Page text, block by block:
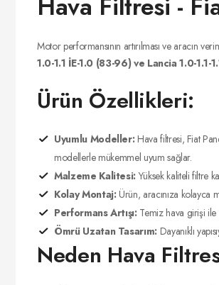
Motor performansının artırılması ve aracın
1.0-1.1 İE-1.0 (83-96) ve Lancia 1.0-1.1-
Ürün Özellikleri:
Uyumlu Modeller: Hava filtresi, Fiat
modellerle mükemmel uyum sağlar.
Malzeme Kalitesi: Yüksek kaliteli filtre
Kolay Montaj: Ürün, aracınıza kolayca
Performans Artışı: Temiz hava girişi ile
Ömrü Uzatan Tasarım: Dayanıklı
Neden Hava